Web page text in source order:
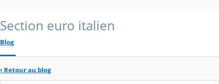
Section euro italien
Blog
‹ Retour au blog